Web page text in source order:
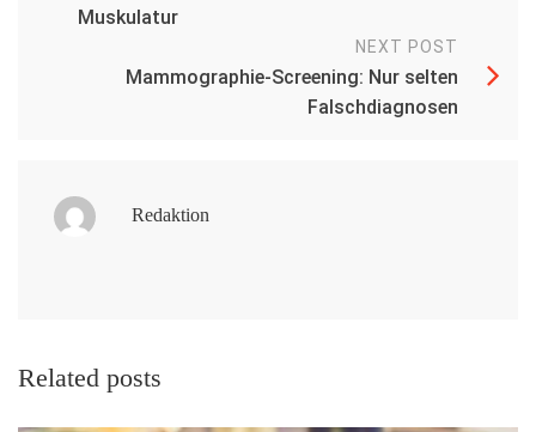
Muskulatur
NEXT POST
Mammographie-Screening: Nur selten
Falschdiagnosen
Redaktion
Related posts